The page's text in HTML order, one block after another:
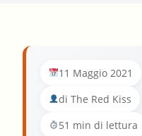
11 Maggio 2021
di The Red Kiss
51 min di lettura